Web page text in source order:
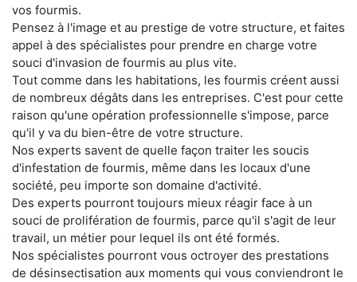
vos fourmis.
Pensez à l'image et au prestige de votre structure, et faites
appel à des spécialistes pour prendre en charge votre
souci d'invasion de fourmis au plus vite.
Tout comme dans les habitations, les fourmis créent aussi
de nombreux dégâts dans les entreprises. C'est pour cette
raison qu'une opération professionnelle s'impose, parce
qu'il y va du bien-être de votre structure.
Nos experts savent de quelle façon traiter les soucis
d'infestation de fourmis, même dans les locaux d'une
société, peu importe son domaine d'activité.
Des experts pourront toujours mieux réagir face à un
souci de prolifération de fourmis, parce qu'il s'agit de leur
travail, un métier pour lequel ils ont été formés.
Nos spécialistes pourront vous octroyer des prestations
de désinsectisation aux moments qui vous conviendront le